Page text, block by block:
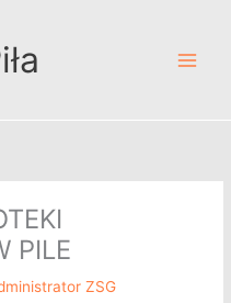
PILE
ZSG